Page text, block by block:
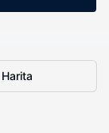
Harita